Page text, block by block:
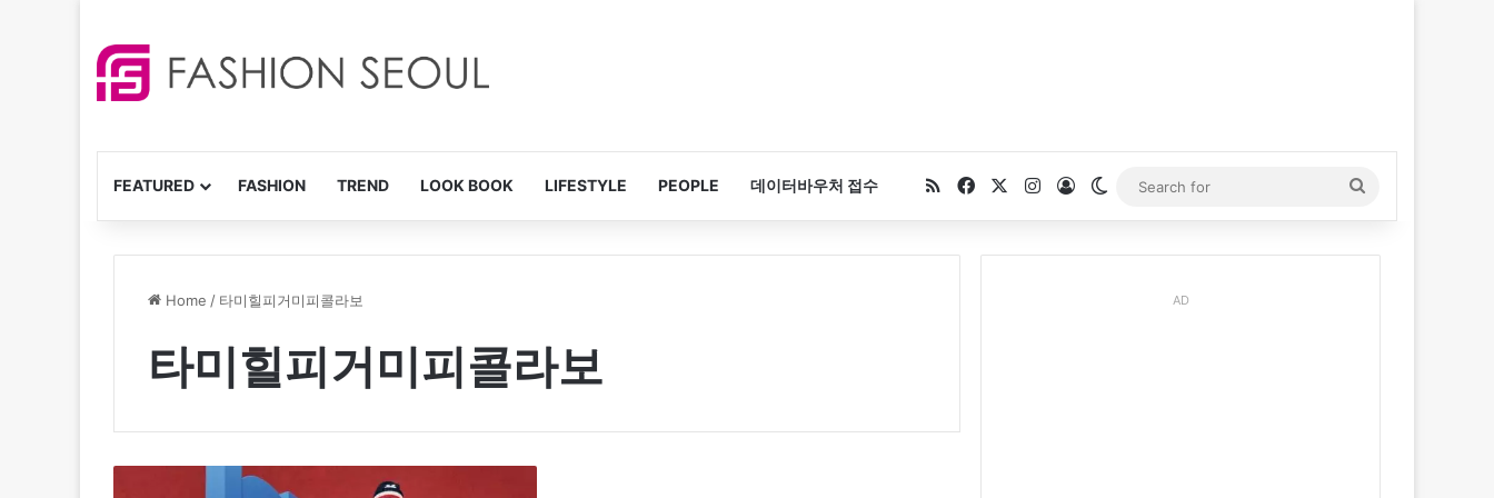
FEATURED FASHION TREND LOOK BOOK LIFESTYLE PEOPLE 데이터바우처 접수 RSS FacebookInstagram
Log InSwitch skin
for
Home / 타미힐피거미피콜라보
타미힐피거미피콜라보
AD